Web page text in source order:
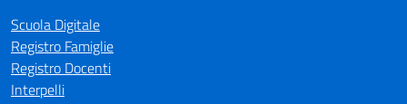
Scuola Digitale
Registro Famiglie
Registro Docenti
Interpelli